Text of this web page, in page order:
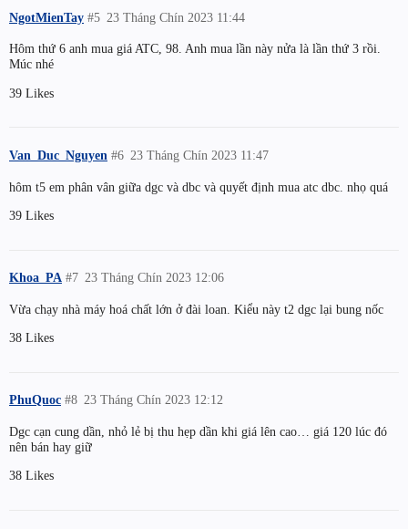
NgotMienTay 23 Tháng Chín 2023 11:44
#5
Hôm thứ 6 anh mua giá ATC, 98. Anh mua lần này nửa là lần thứ 3 rồi.
Múc nhé
39 Likes
Van_Duc_Nguyen 23 Tháng Chín 2023 11:47
#6
hôm t5 em phân vân giữa dgc và dbc và quyết định mua atc dbc. nhọ quá
39 Likes
Khoa_PA 23 Tháng Chín 2023 12:06
#7
Vừa chạy nhà máy hoá chất lớn ở đài loan. Kiểu này t2 dgc lại bung nốc
38 Likes
PhuQuoc 23 Tháng Chín 2023 12:12
#8
Dgc cạn cung dần, nhỏ lẻ bị thu hẹp dần khi giá lên cao… giá 120 lúc đó
nên bán hay giữ
38 Likes